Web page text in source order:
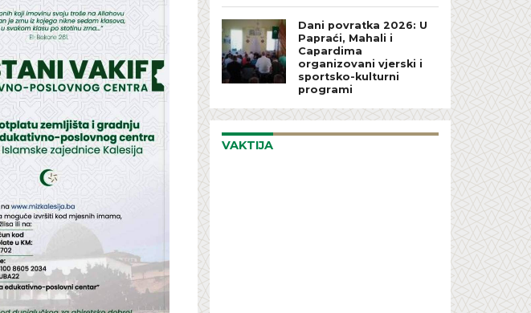
Dani povratka 2026: U
Papraći, Mahali i
Capardima
organizovani vjerski i
sportsko-kulturni
programi
VAKTIJA